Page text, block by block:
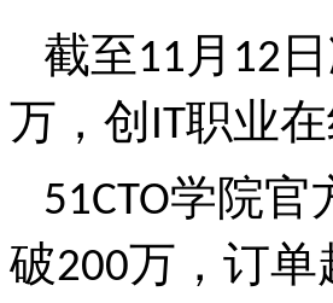
截至11 月 12
万，创 IT职业
51CTO学院官
破200万，订单